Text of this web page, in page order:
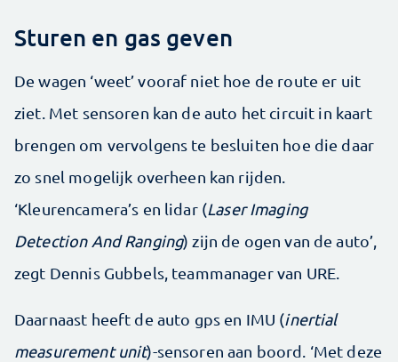
Sturen en gas geven
De wagen ‘weet’ vooraf niet hoe de route er uit
ziet. Met sensoren kan de auto het circuit in kaart
brengen om vervolgens te besluiten hoe die daar
zo snel mogelijk overheen kan rijden.
‘Kleurencamera’s en lidar (Laser Imaging
Detection And Ranging) zijn de ogen van de auto’,
zegt Dennis Gubbels, teammanager van URE.
Daarnaast heeft de auto gps en IMU (inertial
measurement unit)-sensoren aan boord. ‘Met deze